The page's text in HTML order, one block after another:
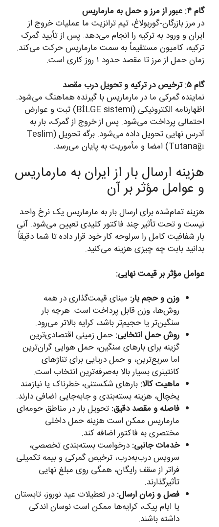
گام ۴: عبور از مرز و حمل به مارماریس
در مرز بازرگان-گوربولاغ، تیم ترانزیت ما عملیات خروج از
ایران و ورود به ترکیه را انجام می‌دهد. پس از تأیید گمرک
ترکیه، کامیون مستقیماً به سمت مارماریس حرکت می‌کند.
زمان حمل از مرز تا مقصد حدود ۱ روز کاری است.
گام ۵: ترخیص در ترکیه و تحویل درب مقصد
نماینده گمرکی ما در مارماریس با گیرنده هماهنگ می‌شود.
اظهارنامه الکترونیکی (BİLGE sistemi) ثبت و عوارض
احتمالی پرداخت می‌شود. پس از خروج از گمرک، بار به
آدرس نهایی تحویل داده می‌شود. برگه تحویل (Teslim
Tutanağı) امضا و مأموریت به پایان می‌رسد.
هزینه ارسال بار از ایران به مارماریس
و عوامل مؤثر بر آن
هزینه تمام‌شده برای ارسال بار به مارماریس یک نرخ واحد
نیست و تحت تأثیر چند فاکتور کلیدی تعیین می‌شود. آنی
بار شفافیت کامل را سرلوحه کار خود قرار داده تا شما دقیقاً
بدانید بابت چه چیزی هزینه می‌کنید.
عوامل مؤثر بر قیمت نهایی:
وزن و حجم بار: مبنای قیمت‌گذاری در همه
روش‌ها، وزن قابل پرداخت است. هرچه بار
سنگین‌تر یا حجیم‌تر باشد، کرایه بالاتر می‌رود.
روش حمل انتخابی: حمل زمینی اقتصادی‌ترین
گزینه برای بارهای سنگین، حمل هوایی گران‌ترین
اما سریع‌ترین، و حمل دریایی برای تناژهای
کانتینری بسیار بالا به‌صرفه‌ترین انتخاب است.
ماهیت کالا: بارهای شکستنی، خطرناک یا نیازمند
یخچال، هزینه بسته‌بندی و جابه‌جایی اضافی دارند.
فاصله و مقصد دقیق: تحویل بار در مناطق حومه‌ای
مارماریس ممکن است هزینه حمل داخلی
مختصری به فاکتور اضافه کند.
خدمات جانبی: درخواست بسته‌بندی تخصصی،
سرویس درب‌به‌درب، ترخیص گمرکی و بیمه تکمیلی
فراتر از سقف رایگان، همگی روی مبلغ نهایی
تأثیرگذارند.
فصل و زمان ارسال: در تعطیلات عید نوروز، تابستان
یا ایام پیک، کرایه‌ها ممکن است نوسان اندکی
داشته باشند.